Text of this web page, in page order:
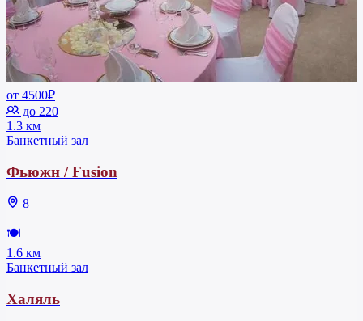
от 4500₽
до 220
1.3 км
Банкетный зал
Фьюжн / Fusion
8
🍽
1.6 км
Банкетный зал
Халяль